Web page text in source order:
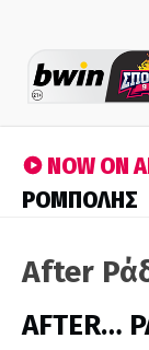
NOW ON
ΡΟΜΠΟΛΗΣ
After
AFTER…